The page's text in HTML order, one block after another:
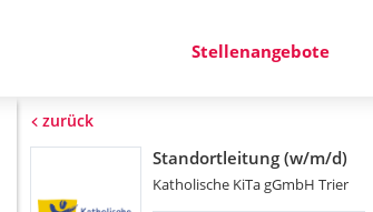
Stellenangebote
zurück
Standortleitung (w/m/d)
Katholische KiTa gGmbH Trier